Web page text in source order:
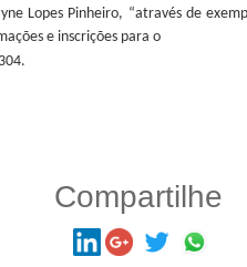
Lopes Pinheiro, “através de
e inscrições para o
Compartilhe